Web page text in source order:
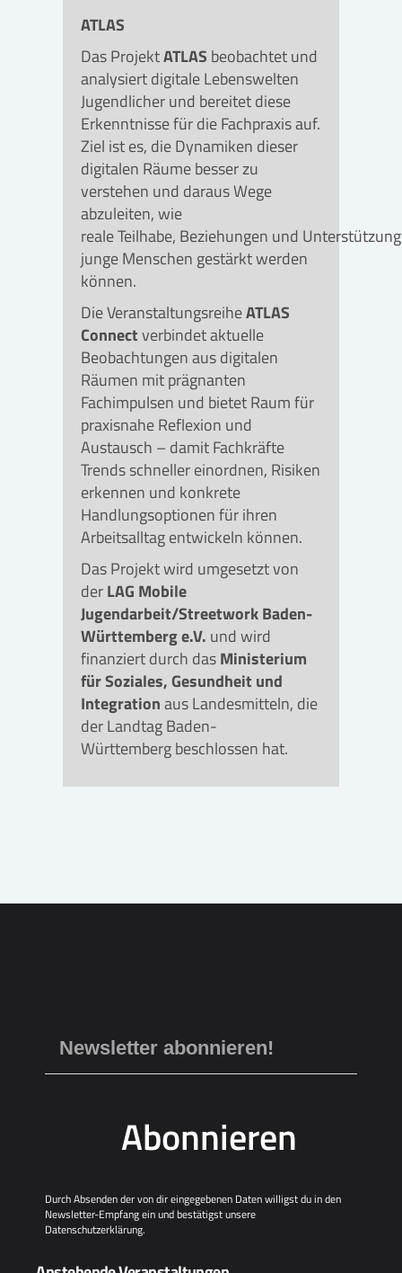
ATLAS
Das ProjektATLAS beobachtet und
analysiert digitale Lebenswelten
Jugendlicher und bereitet diese
Erkenntnisse für die Fachpraxis auf.
Ziel ist es, die Dynamiken dieser
digitalen Räume besser zu
verstehen und daraus Wege
abzuleiten, wie
reale Teilhabe, Beziehungen und
junge Menschen gestärkt werden
können.
Die VeranstaltungsreiheATLAS
Connectverbindet aktuelle
Beobachtungen aus digitalen
Räumen mit prägnanten
Fachimpulsen und bietet Raum für
praxisnahe Reflexion und
Austausch – damit Fachkräfte
Trends schneller einordnen, Risiken
erkennen und konkrete
Handlungsoptionen für ihren
Arbeitsalltag entwickeln können.
Das Projekt wird umgesetzt von
derLAG Mobile
Jugendarbeit/Streetwork Baden-
Württemberg e.V. und wird
finanziert durch dasMinisterium
für Soziales, Gesundheit und
Integrationaus Landesmitteln, die
der Landtag Baden-
Württemberg beschlossen hat.
Abonnieren
Durch Absenden der von dir eingegebenen Daten willigst du in den
Newsletter-Empfang ein und bestätigst unsere
Datenschutzerklärung.